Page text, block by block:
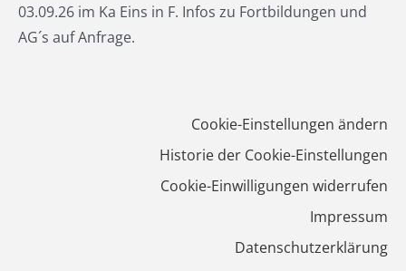
03.09.26 im Ka Eins in F. Infos zu Fortbildungen und
AG´s auf Anfrage.
Cookie-Einstellungen ändern
Historie der Cookie-Einstellungen
Cookie-Einwilligungen widerrufen
Impressum
Datenschutzerklärung